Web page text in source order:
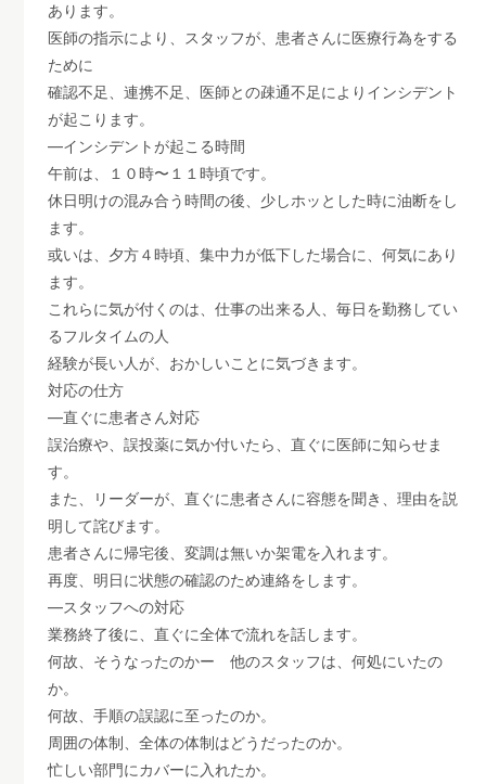
あります。
医師の指示により、スタッフが、患者さんに医療行為をする
ために
確認不足、連携不足、医師との疎通不足によりインシデント
が起こります。
―インシデントが起こる時間
午前は、１０時〜１１時頃です。
休日明けの混み合う時間の後、少しホッとした時に油断をし
ます。
或いは、夕方４時頃、集中力が低下した場合に、何気にあり
ます。
これらに気が付くのは、仕事の出来る人、毎日を勤務してい
るフルタイムの人
経験が長い人が、おかしいことに気づきます。
対応の仕方
―直ぐに患者さん対応
誤治療や、誤投薬に気か付いたら、直ぐに医師に知らせま
す。
また、リーダーが、直ぐに患者さんに容態を聞き、理由を説
明して詫びます。
患者さんに帰宅後、変調は無いか架電を入れます。
再度、明日に状態の確認のため連絡をします。
―スタッフへの対応
業務終了後に、直ぐに全体で流れを話します。
何故、そうなったのかー 他のスタッフは、何処にいたの
か。
何故、手順の誤認に至ったのか。
周囲の体制、全体の体制はどうだったのか。
忙しい部門にカバーに入れたか。